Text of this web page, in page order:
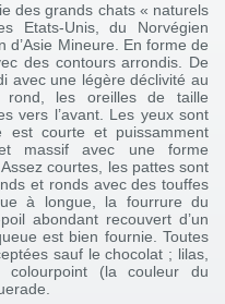
des grands chats « naturels
Etats-Unis, du Norvégien
d’Asie Mineure. En forme de
des contours arrondis. De
avec une légère déclivité au
les oreilles de taille
vers l’avant. Les yeux sont
est courte et puissamment
massif avec une forme
courtes, les pattes sont
et ronds avec des touffes
à longue, la fourrure du
abondant recouvert d’un
est bien fournie. Toutes
sauf le chocolat ; lilas,
(la couleur du